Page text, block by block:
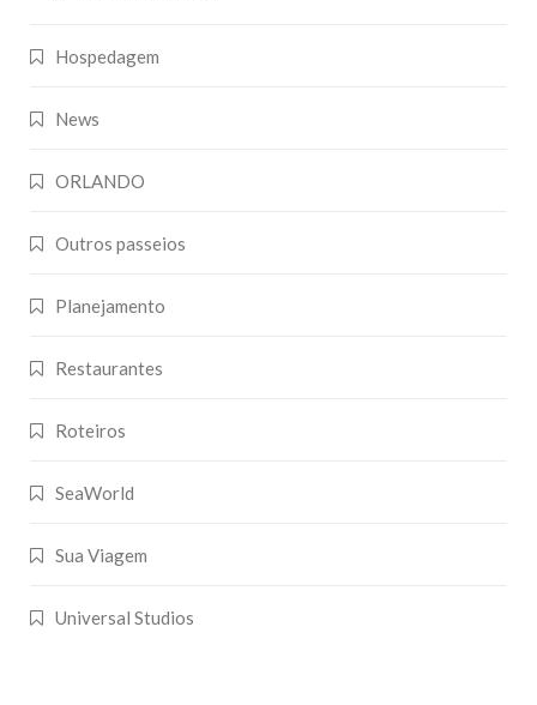
Hospedagem
News
ORLANDO
Outros passeios
Planejamento
Restaurantes
Roteiros
SeaWorld
Sua Viagem
Universal Studios